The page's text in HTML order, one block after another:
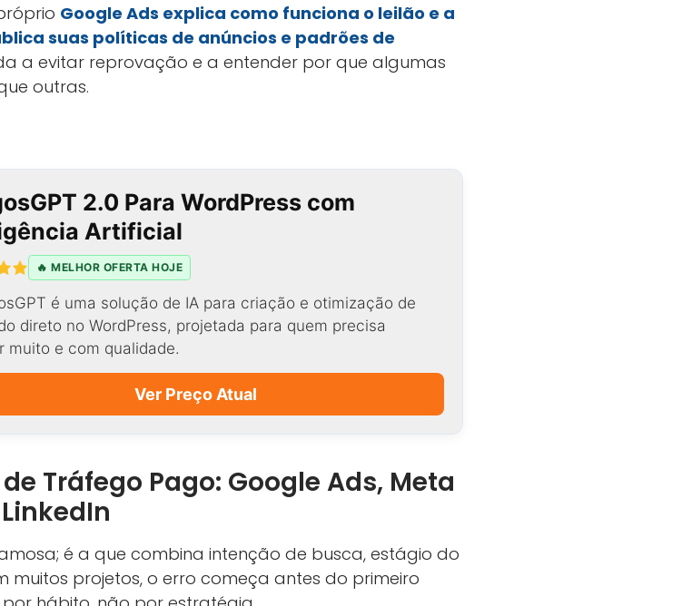
Google Ads explica como funciona o leilão e a
suas políticas de anúncios e padrões de
a evitar reprovação e a entender por que algumas
outras.
2.0 Para WordPress com
Artificial
🔥 MELHOR OFERTA HOJE
é uma solução de IA para criação e otimização de
direto no WordPress, projetada para quem precisa
muito e com qualidade.
Ver Preço Atual
Tráfego Pago: Google Ads, Meta
é a que combina intenção de busca, estágio do
muitos projetos, o erro começa antes do primeiro